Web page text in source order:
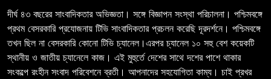
দীর্ঘ ৪৩ বছরের সাংবাদিকতার অভিজ্ঞতা। সঙ্গে বিজ্ঞাপন সংস্থা পরিচালনা। পশ্চিমবঙ্গে
প্রথম বেসরকারি প্রযোজনায় টিভি সাংবাদিকতার প্রচলন করেছি দূরদর্শনে। পশ্চিমবঙ্গে
তখন ছিল না বেসরকারি কোনো টিভি চ্যানেল।এরপর চ্যানেল ১০ সহু বেশ কয়েকটি
স্থানীয় ও জাতীয় চ্যানেলে কাজ। এই মুহুর্তে দেশের সাথে দশের পাশে থাকার
সংকল্পে রংহীন সংবাদ পরিবেশনে ব্রতী। আপনাদের সহযোগিতা কাম্য। চাই প্রখর